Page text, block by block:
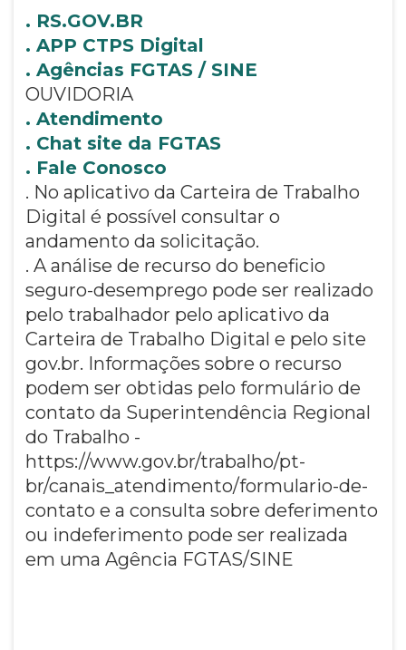
. RS.GOV.BR
. APP CTPS Digital
. Agências FGTAS / SINE
OUVIDORIA
. Atendimento
. Chat site da FGTAS
. Fale Conosco
. No aplicativo da Carteira de Trabalho
Digital é possível consultar o
andamento da solicitação.
. A análise de recurso do beneficio
seguro-desemprego pode ser realizado
pelo trabalhador pelo aplicativo da
Carteira de Trabalho Digital e pelo site
gov.br. Informações sobre o recurso
podem ser obtidas pelo formulário de
contato da Superintendência Regional
do Trabalho -
https://www.gov.br/trabalho/pt-
br/canais_atendimento/formulario-de-
contato e a consulta sobre deferimento
ou indeferimento pode ser realizada
em uma Agência FGTAS/SINE